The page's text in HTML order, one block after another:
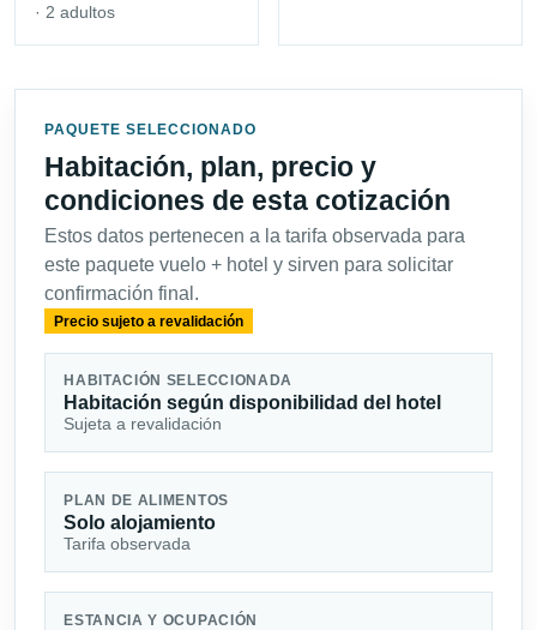
· 2 adultos
PAQUETE SELECCIONADO
Habitación, plan, precio y
condiciones de esta cotización
Estos datos pertenecen a la tarifa observada para
este paquete vuelo + hotel y sirven para solicitar
confirmación final.
Precio sujeto a revalidación
HABITACIÓN SELECCIONADA
Habitación según disponibilidad del hotel
Sujeta a revalidación
PLAN DE ALIMENTOS
Solo alojamiento
Tarifa observada
ESTANCIA Y OCUPACIÓN